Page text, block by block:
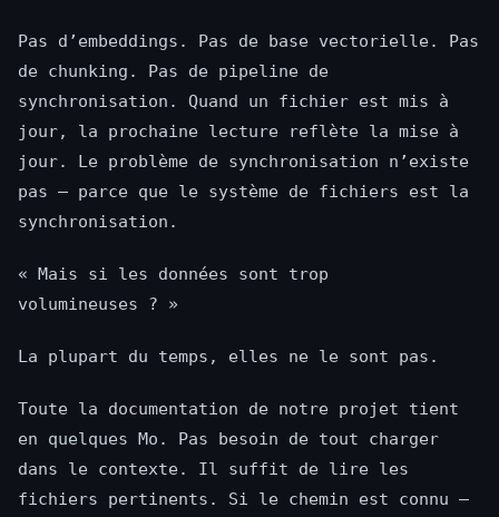
Pas d’embeddings. Pas de base vectorielle. Pas
de chunking. Pas de pipeline de
synchronisation. Quand un fichier est mis à
jour, la prochaine lecture reflète la mise à
jour. Le problème de synchronisation n’existe
pas — parce que le système de fichiers est la
synchronisation.
« Mais si les données sont trop
volumineuses ? »
La plupart du temps, elles ne le sont pas.
Toute la documentation de notre projet tient
en quelques Mo. Pas besoin de tout charger
dans le contexte. Il suffit de lire les
fichiers pertinents. Si le chemin est connu —